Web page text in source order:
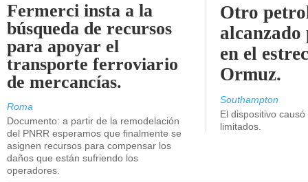
Fermerci insta a la
búsqueda de recursos
para apoyar el
transporte ferroviario
de mercancías.
Roma
Documento: a partir de la remodelación
del PNRR esperamos que finalmente se
asignen recursos para compensar los
daños que están sufriendo los
operadores.
Otro
en el
Ormuz.
Southampton
El dispositivo
limitados.